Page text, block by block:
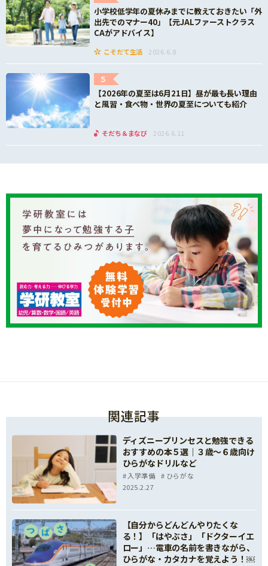
小学校低学年の夏休みまでに教えておきたい「外
出先でのマナー40」【元JALファーストクラス
CAがアドバイス】
こそだて生活 2026.6.8
5
【2026年の夏至は6月21日】昼が最も長い理由
と風習・食べ物・世界の夏至についても紹介
そだち＆まなび 2026.6.11
関連記事
ディズニープリンセスと勉強できる
おすすめの本５選｜３歳～６歳向け
ひらがなドリルなど
入学準備
ひらがな
2025.2.27
【自分からどんどんやりたくな
る！】「はやぶさ」「ドクターイエ
ロー」…電車の名前を書きながら、
ひらがな・カタカナを覚えよう！￼